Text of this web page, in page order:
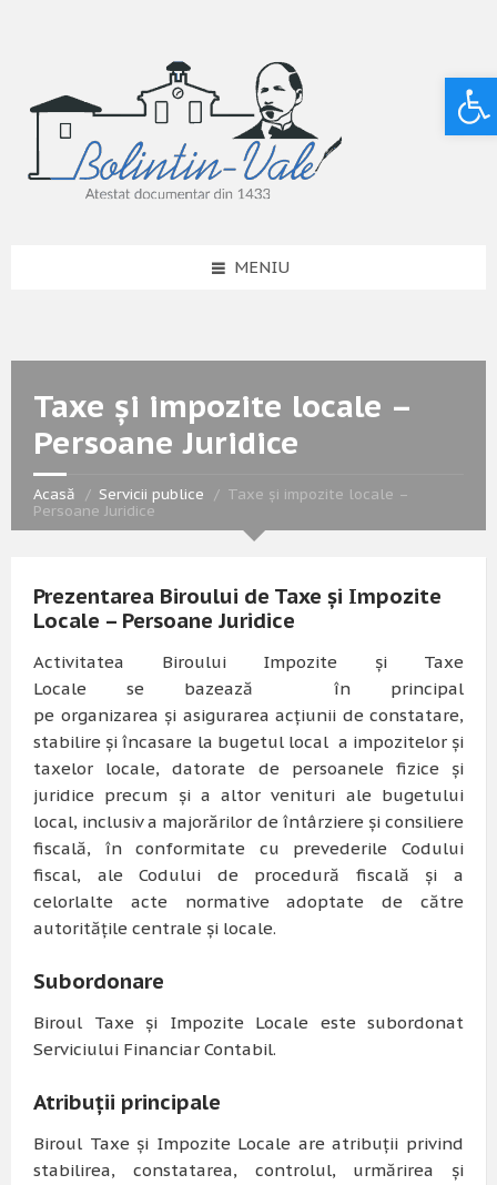
MENIU
Taxe și impozite locale –
Persoane Juridice
Acasă Servicii publice
Taxe și impozite locale –
Persoane Juridice
Prezentarea Biroului de Taxe și Impozite
Locale – Persoane Juridice
Activitatea Biroului Impozite și Taxe
Localese bazează în principal
pe organizarea și asigurarea acțiunii de constatare,
stabilire și încasare la bugetul local a impozitelor și
taxelor locale, datorate de persoanele fizice și
juridice precum și a altor venituri ale bugetului
local, inclusiva majorărilor de întârziere și consiliere
fiscală, în conformitate cu prevederile Codului
fiscal, ale Codului de procedură fiscală și a
celorlalte acte normative adoptate de către
autoritățile centrale și locale.
Subordonare
Biroul Taxe și Impozite Locale este subordonat
Serviciului Financiar Contabil.
Atribuții principale
Biroul Taxe și Impozite Locale are atribuții privind
stabilirea, constatarea, controlul, urmărirea și
Deschide bara de unelte